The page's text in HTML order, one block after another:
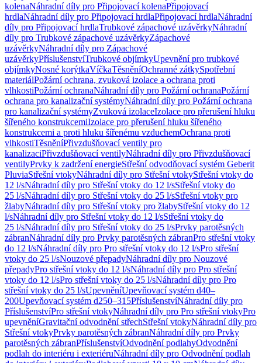
kolenaNáhradní díly pro Připojovací kolenaPřipojovací
hrdlaNáhradní díly pro Připojovací hrdlaPřipojovací hrdlaNáhradní
díly pro Připojovací hrdlaTrubkové zápachové uzávěrkyNáhradní
díly pro Trubkové zápachové uzávěrkyZápachové
uzávěrkyNáhradní díly pro Zápachové
uzávěrkyPříslušenstvíTrubkové objímkyUpevnění pro trubkové
objímkyNosné korýtkaVíčkaTěsněníOchranné zátkySpotřební
materiálPožární ochrana, zvuková izolace a ochrana proti
vlhkostiPožární ochranaNáhradní díly pro Požární ochranaPožární
ochrana pro kanalizační systémyNáhradní díly pro Požární ochrana
pro kanalizační systémyZvuková izolaceIzolace pro přerušení hluku
šířeného konstrukcemiIzolace pro přerušení hluku šířeného
konstrukcemi a proti hluku šířenému vzduchemOchrana proti
vlhkostiTěsněníPřivzdušňovací ventily pro
kanalizaciPřivzdušňovací ventilyNáhradní díly pro Přivzdušňovací
ventilyPrvky k zadržení energieStřešní odvodňovací systém Geberit
PluviaStřešní vtokyNáhradní díly pro Střešní vtokyStřešní vtoky do
12 l/sNáhradní díly pro Střešní vtoky do 12 l/sStřešní vtoky do
25 l/sNáhradní díly pro Střešní vtoky do 25 l/sStřešní vtoky pro
žlabyNáhradní díly pro Střešní vtoky pro žlabyStřešní vtoky do 12
l/sNáhradní díly pro Střešní vtoky do 12 l/sStřešní vtoky do
25 l/sNáhradní díly pro Střešní vtoky do 25 l/sPrvky parotěsných
zábranNáhradní díly pro Prvky parotěsných zábranPro střešní vtoky
do 12 l/sNáhradní díly pro Pro střešní vtoky do 12 l/sPro střešní
vtoky do 25 l/sNouzové přepadyNáhradní díly pro Nouzové
přepadyPro střešní vtoky do 12 l/sNáhradní díly pro Pro střešní
vtoky do 12 l/sPro střešní vtoky do 25 l/sNáhradní díly pro Pro
střešní vtoky do 25 l/sUpevněníUpevňovací systém d40–
200Upevňovací systém d250–315PříslušenstvíNáhradní díly pro
PříslušenstvíPro střešní vtokyNáhradní díly pro Pro střešní vtokyPro
upevněníGravitační odvodnění střechStřešní vtokyNáhradní díly pro
Střešní vtokyPrvky parotěsných zábranNáhradní díly pro Prvky
parotěsných zábranPříslušenstvíOdvodnění podlahyOdvodnění
podlah do interiéru i exteriéruNáhradní díly pro Odvodnění podlah